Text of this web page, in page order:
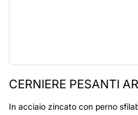
CERNIERE PESANTI
In acciaio zincato con perno